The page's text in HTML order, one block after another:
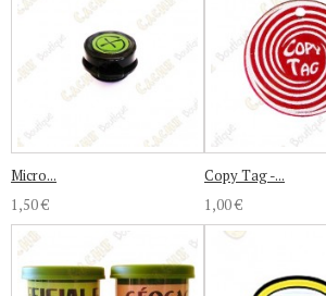
Micro...
1,50 €
Copy Tag -...
1,00 €